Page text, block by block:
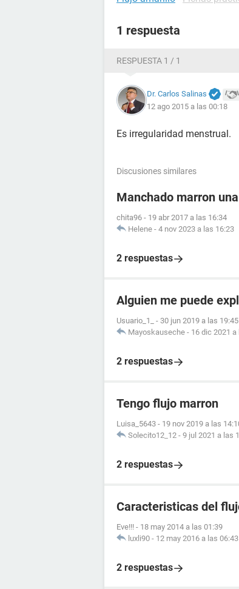
1 respuesta
RESPUESTA 1 / 1
Dr. Carlos Salinas
12 ago 2015 a las 00:18
Es irregularidad menstrual.
Discusiones similares
Manchado marron
chita96 - 19 abr 2017 a las 16:34
Helene - 4 nov 2023 a las 16:23
2 respuestas
Alguien me puede
Usuario_1_ - 30 jun 2019 a las 19:45
Mayoskauseche - 16 dic 2021 a
2 respuestas
Tengo flujo marron
Luisa_5643 - 19 nov 2019 a las
Solecito12_12 - 9 jul 2021 a las
2 respuestas
Caracteristicas del
Eve!!! - 18 may 2014 a las 01:39
luxli90 - 12 may 2016 a las 06:43
2 respuestas